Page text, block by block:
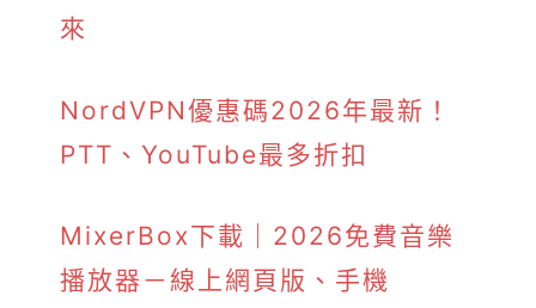
來
NordVPN優惠碼2026年最新！
PTT、YouTube最多折扣
MixerBox下載｜2026免費音樂
播放器－線上網頁版、手機